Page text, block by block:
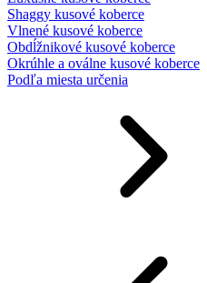
Shaggy kusové koberce
Vlnené kusové koberce
Obdĺžnikové kusové koberce
Okrúhle a oválne kusové koberce
Podľa miesta určenia